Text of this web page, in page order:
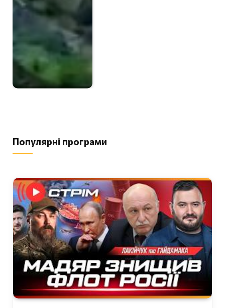
Популярні програми